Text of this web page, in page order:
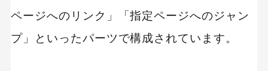
ページへのリンク」「指定ページへのジャン
プ」といったパーツで構成されています。